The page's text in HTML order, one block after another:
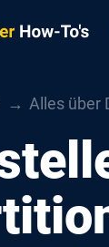
Alles über